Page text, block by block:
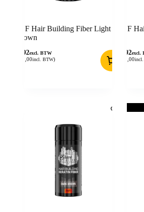
TSF Hair Building Fiber Light
Brown
9,92excl. BTW
12,00incl. BTW)
TSF
9,92excl.
12,00